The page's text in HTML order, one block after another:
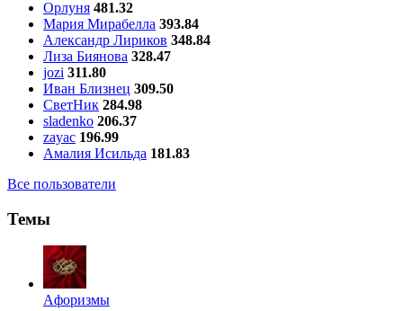
Орлуня 481.32
Мария Мирабелла 393.84
Александр Лириков 348.84
Лиза Биянова 328.47
jozi 311.80
Иван Близнец 309.50
СветНик 284.98
sladenko 206.37
zayac 196.99
Амалия Исильда 181.83
Все пользователи
Темы
Aфоризмы